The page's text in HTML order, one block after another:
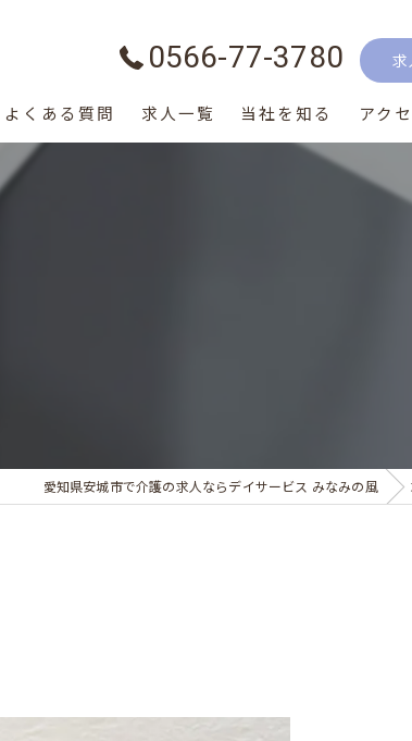
0566-77-3780 求
よくある質問 求人一覧 当社を知る アク
愛知県安城市で介護の求人ならデイサービス みなみの風